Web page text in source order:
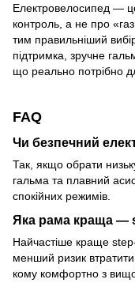
Електровелосипед —
контроль, а не про «газ
тим правильніший
підтримка, зручне
що реально потрібно
FAQ
Чи безпечний
Так, якщо обрати
гальма та плавний
спокійних режимів.
Яка рама краща —
Найчастіше краще
менший ризик втратити
кому комфортно з